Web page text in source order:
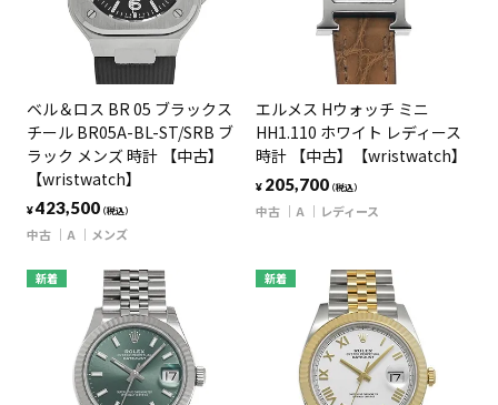
ベル＆ロス BR 05 ブラックス
チール BR05A-BL-ST/SRB ブ
ラック メンズ 時計 【中古】
【wristwatch】
¥423,500（税込）
中古 A メンズ
エルメス Hウォッチ ミニ
HH1.110 ホワイト レディース
時計 【中古】【wristwatch】
¥ 205,700（税込）
中古 A レディース
新着 新着